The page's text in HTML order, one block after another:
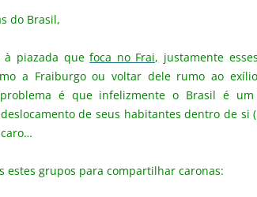
do Brasil,
à piazada quefoca no Frai, justamente
a Fraiburgo ou voltar dele rumo ao
é que infelizmente o Brasil é
de seus habitantes dentro de si
estes grupos para compartilhar caronas: